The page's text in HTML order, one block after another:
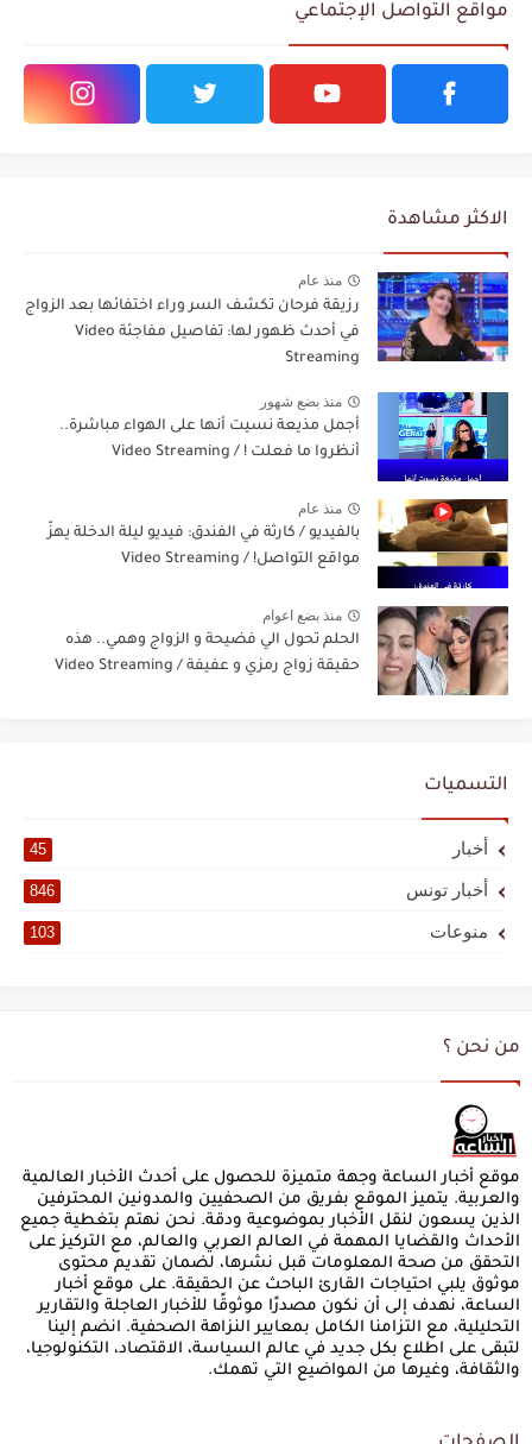
مواقع التواصل الإجتماعي
الاكثر مشاهدة
منذ عام
رزيقة فرحان تكشف السر وراء اختفائها بعد الزواج
في أحدث ظهور لها: تفاصيل مفاجئة Video
Streaming
منذ بضع شهور
أجمل مذيعة نسيت أنها على الهواء مباشرة..
أنظروا ما فعلت ! / Video Streaming
منذ عام
بالفيديو / كارثة في الفندق: فيديو ليلة الدخلة يهزّ
مواقع التواصل! / Video Streaming
منذ بضع اعوام
الحلم تحول الي فضيحة و الزواج وهمي.. هذه
حقيقة زواج رمزي و عفيفة / Video Streaming
التسميات
أخبار 45
أخبار تونس 846
منوعات 103
من نحن ؟
موقع أخبار الساعة وجهة متميزة للحصول على أحدث الأخبار العالمية
والعربية. يتميز الموقع بفريق من الصحفيين والمدونين المحترفين
الذين يسعون لنقل الأخبار بموضوعية ودقة. نحن نهتم بتغطية جميع
الأحداث والقضايا المهمة في العالم العربي والعالم، مع التركيز على
التحقق من صحة المعلومات قبل نشرها، لضمان تقديم محتوى
موثوق يلبي احتياجات القارئ الباحث عن الحقيقة. على موقع أخبار
الساعة، نهدف إلى أن نكون مصدرًا موثوقًا للأخبار العاجلة والتقارير
التحليلية، مع التزامنا الكامل بمعايير النزاهة الصحفية. انضم إلينا
لتبقى على اطلاع بكل جديد في عالم السياسة، الاقتصاد، التكنولوجيا،
والثقافة، وغيرها من المواضيع التي تهمك.